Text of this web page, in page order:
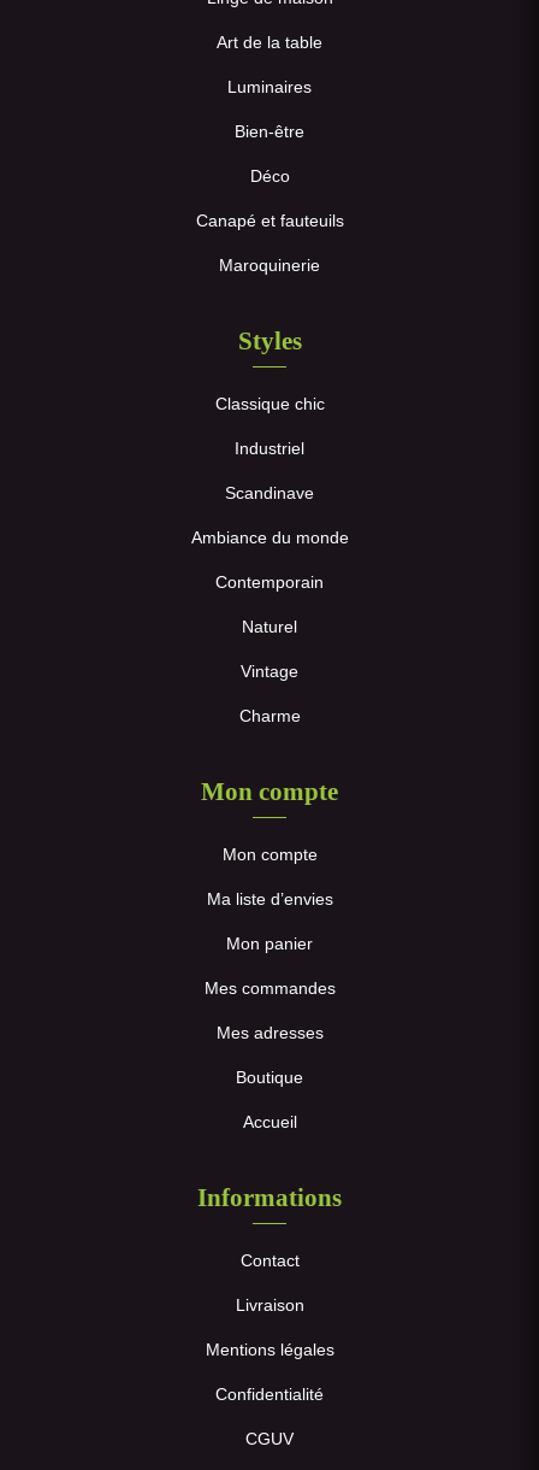
Art de la table
Luminaires
Bien-être
Déco
Canapé et fauteuils
Maroquinerie
Styles
Classique chic
Industriel
Scandinave
Ambiance du monde
Contemporain
Naturel
Vintage
Charme
Mon compte
Mon compte
Ma liste d’envies
Mon panier
Mes commandes
Mes adresses
Boutique
Accueil
Informations
Contact
Livraison
Mentions légales
Confidentialité
CGUV